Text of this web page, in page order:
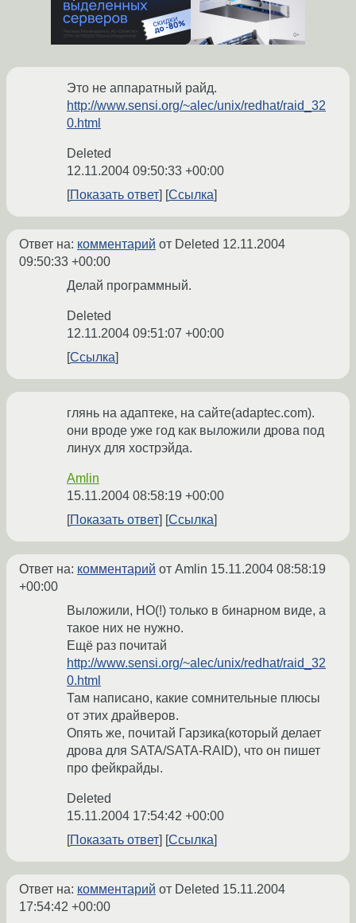
Это не аппаратный райд.
http://www.sensi.org/~alec/unix/redhat/raid_32
0.html
Deleted
12.11.2004 09:50:33 +00:00
Показать ответ
Ссылка
Ответ на: комментарий от Deleted 12.11.2004
09:50:33 +00:00
Делай программный.
Deleted
12.11.2004 09:51:07 +00:00
Ссылка
глянь на адаптеке, на сайте(adaptec.com).
они вроде уже год как выложили дрова под
линух для хострэйда.
Amlin
15.11.2004 08:58:19 +00:00
Показать ответ
Ссылка
Ответ на: комментарий от Amlin 15.11.2004 08:58:19
+00:00
Выложили, НО(!) только в бинарном виде, а
такое них не нужно.
Ещё раз почитай
http://www.sensi.org/~alec/unix/redhat/raid_32
0.html
Там написано, какие сомнительные плюсы
от этих драйверов.
Опять же, почитай Гарзика(который делает
дрова для SATA/SATA-RAID), что он пишет
про фейкрайды.
Deleted
15.11.2004 17:54:42 +00:00
Показать ответ
Ссылка
Ответ на: комментарий от Deleted 15.11.2004
17:54:42 +00:00